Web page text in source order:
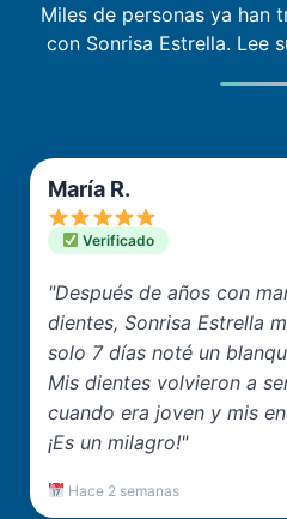
Miles de personas ya han
con Sonrisa Estrella. Lee
María R.
Verificado
"Después de años con
dientes, Sonrisa Estrella
solo 7 días noté un
Mis dientes volvieron a
cuando era joven y mis
¡Es un milagro!"
Hace 2 semanas